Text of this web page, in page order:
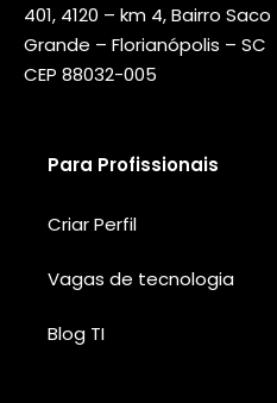
401, 4120 – km 4, Bairro Saco
Grande – Florianópolis – SC
CEP 88032-005
Para Profissionais
Criar Perfil
Vagas de tecnologia
Blog TI